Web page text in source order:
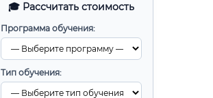
🎓 Рассчитать стоимость
Программа обучения:
Тип обучения: